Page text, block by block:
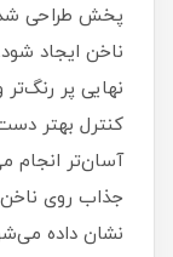
پخش طراحی
ناخن ایجاد
نهایی پر
کنترل بهتر
آسان‌تر انجام
جذاب روی
نشان داده